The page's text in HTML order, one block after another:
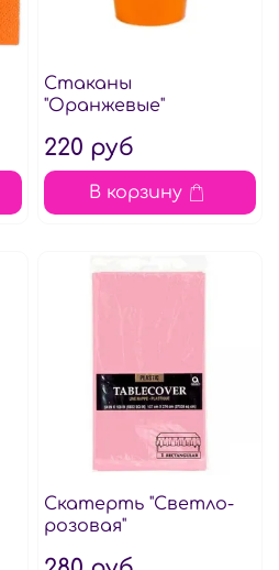
Стаканы
"Оранжевые"
220 руб
В корзину
Скатерть "Светло-
розовая"